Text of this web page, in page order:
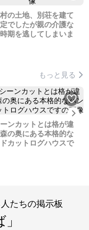
の土地、別荘を建て
でしたが親の介護な
期を逃してしまいま
もっと見る
ンカットとは格が違
の奥にある本格的な
カットログハウスで
たちの掲示板